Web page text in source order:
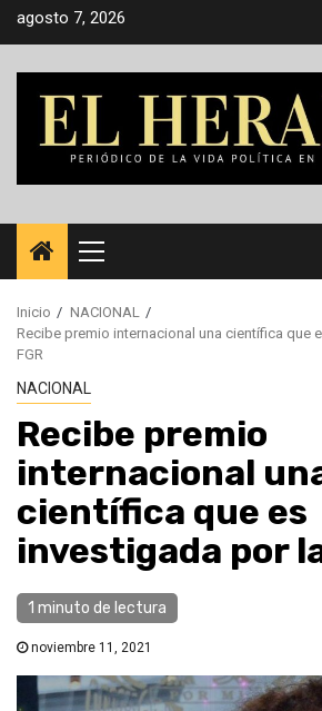
Saltar
agosto 7, 2026
Menú
principal
Inicio
NACIONAL
Recibe premio internacional una científica que
FGR
NACIONAL
Recibe premio
internacional
científica que es
investigada por
1 minuto de lectura
noviembre 11, 2021